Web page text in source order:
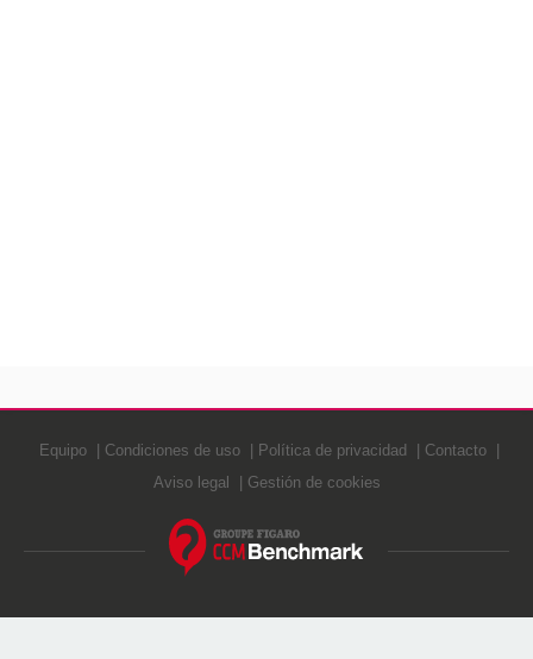
Equipo Condiciones de uso Política de privacidad
Contacto
Aviso legal
Gestión de cookies